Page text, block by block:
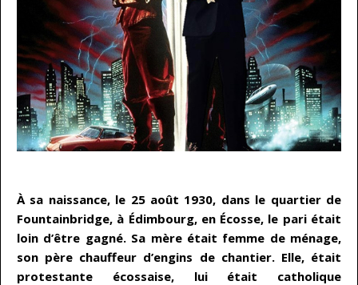
À sa naissance, le 25 août 1930, dans le quartier de
Fountainbridge, à Édimbourg, en Écosse, le pari était
loin d’être gagné. Sa mère était femme de ménage,
son père chauffeur d’engins de chantier. Elle, était
protestante écossaise, lui était catholique